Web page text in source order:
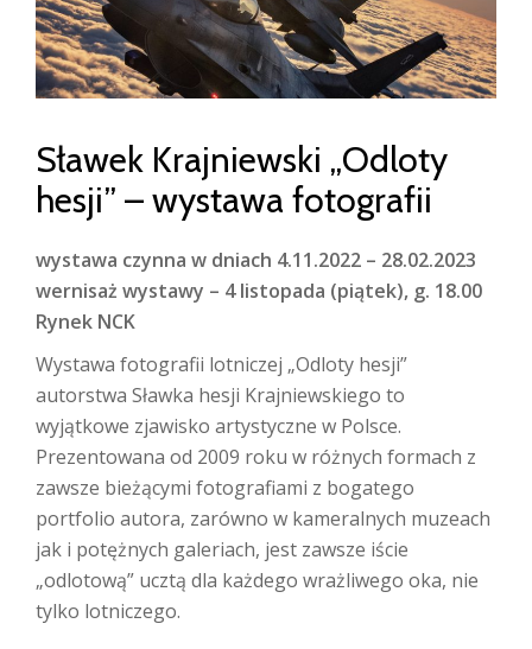
Sławek Krajniewski „Odloty
hesji” – wystawa fotografii
wystawa czynna w dniach 4.11.2022 – 28.02.2023
wernisaż wystawy – 4 listopada (piątek), g. 18.00
Rynek NCK
Wystawa fotografii lotniczej „Odloty hesji”
autorstwa Sławka hesji Krajniewskiego to
wyjątkowe zjawisko artystyczne w Polsce.
Prezentowana od 2009 roku w różnych formach z
zawsze bieżącymi fotografiami z bogatego
portfolio autora, zarówno w kameralnych muzeach
jak i potężnych galeriach, jest zawsze iście
„odlotową” ucztą dla każdego wrażliwego oka, nie
tylko lotniczego.